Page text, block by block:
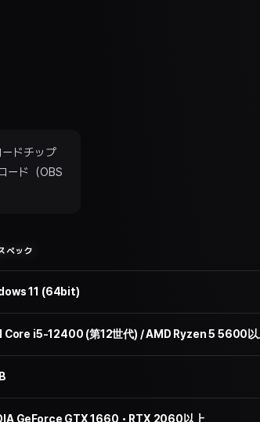
ドチップ
ード（OBS
ペック
11 (64bit)
Core i5-12400 (第12世代) / AMD Ryzen 5 5600以
GeForce GTX 1660・RTX 2060以上